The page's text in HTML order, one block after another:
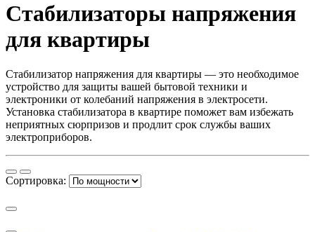
Стабилизаторы напряжения
для квартиры
Стабилизатор напряжения для квартиры — это необходимое
устройство для защиты вашей бытовой техники и
электроники от колебаний напряжения в электросети.
Установка стабилизатора в квартире поможет вам избежать
неприятных сюрпризов и продлит срок службы ваших
электроприборов.
Сортировка: